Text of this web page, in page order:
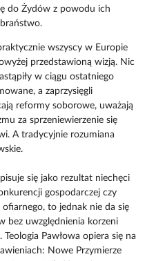
do Żydów z powodu ich
wszyscy w Europie
przedstawioną wizją. Nic
w ciągu ostatniego
a zaprzysięgli
reformy soborowe, uważają
za sprzeniewierzenie się
A tradycyjnie rozumiana
się jako rezultat niechęci
gospodarczej czy
to jednak nie da się
bez uwzględnienia korzeni
Pawłowa opiera się na
Nowe Przymierze